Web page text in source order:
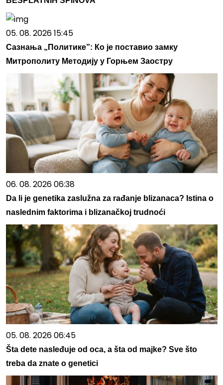
05. 08. 2026 15:45
Сазнања „Политике”: Ко је поставио замку
Митрополиту Методију у Горњем Заостру
06. 08. 2026 06:38
Da li je genetika zaslužna za rađanje blizanaca? Istina o
naslednim faktorima i blizanačkoj trudnoći
05. 08. 2026 06:45
Šta dete nasleđuje od oca, a šta od majke? Sve što
treba da znate o genetici